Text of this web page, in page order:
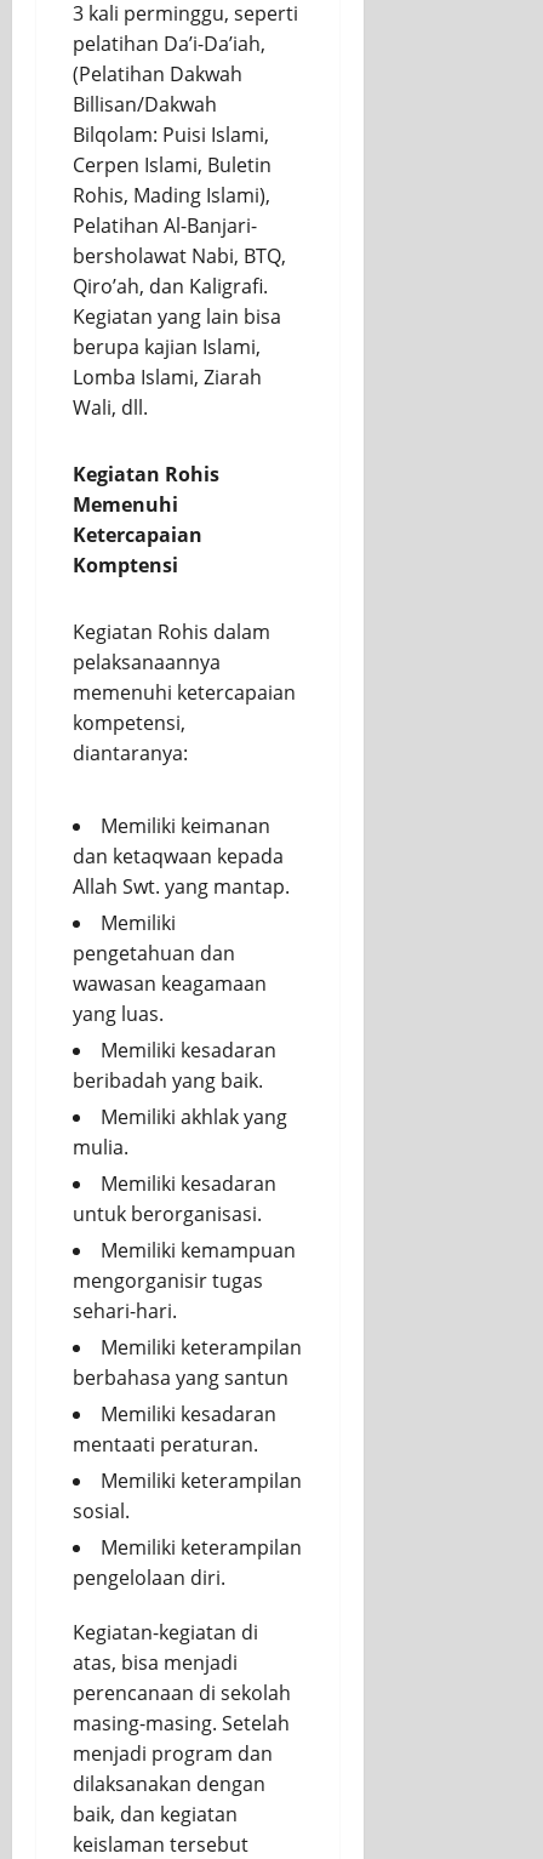
3 kali perminggu, seperti
pelatihan Da’i-Da’iah,
(Pelatihan Dakwah
Billisan/Dakwah
Bilqolam: Puisi Islami,
Cerpen Islami, Buletin
Rohis, Mading Islami),
Pelatihan Al-Banjari-
bersholawat Nabi, BTQ,
Qiro’ah, dan Kaligrafi.
Kegiatan yang lain bisa
berupa kajian Islami,
Lomba Islami, Ziarah
Wali, dll.
Kegiatan Rohis
Memenuhi
Ketercapaian
Komptensi
Kegiatan Rohis dalam
pelaksanaannya
memenuhi ketercapaian
kompetensi,
diantaranya:
Memiliki keimanan
dan ketaqwaan kepada
Allah Swt. yang mantap.
Memiliki
pengetahuan dan
wawasan keagamaan
yang luas.
Memiliki kesadaran
beribadah yang baik.
Memiliki akhlak yang
mulia.
Memiliki kesadaran
untuk berorganisasi.
Memiliki kemampuan
mengorganisir tugas
sehari-hari.
Memiliki keterampilan
berbahasa yang santun
Memiliki kesadaran
mentaati peraturan.
Memiliki keterampilan
sosial.
Memiliki keterampilan
pengelolaan diri.
Kegiatan-kegiatan di
atas, bisa menjadi
perencanaan di sekolah
masing-masing. Setelah
menjadi program dan
dilaksanakan dengan
baik, dan kegiatan
keislaman tersebut